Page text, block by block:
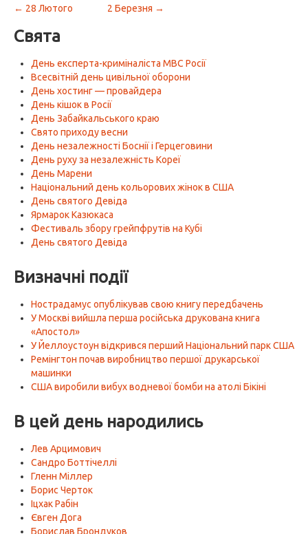
← 28 Лютого 2 Березня →
Свята
День експерта-криміналіста МВС Росії
Всесвітній день цивільної оборони
День хостинг — провайдера
День кішок в Росії
День Забайкальського краю
Свято приходу весни
День незалежності Боснії і Герцеговини
День руху за незалежність Кореї
День Марени
Національний день кольорових жінок в США
День святого Девіда
Ярмарок Казюкаса
Фестиваль збору грейпфрутів на Кубі
День святого Девіда
Визначні події
Нострадамус опублікував свою книгу передбачень
У Москві вийшла перша російська друкована книга
«Апостол»
У Йеллоустоун відкрився перший Національний парк США
Ремінгтон почав виробництво першої друкарської
машинки
США виробили вибух водневої бомби на атолі Бікіні
В цей день народились
Лев Арцимович
Сандро Боттічеллі
Гленн Міллер
Борис Черток
Іцхак Рабін
Євген Дога
Борислав Брондуков